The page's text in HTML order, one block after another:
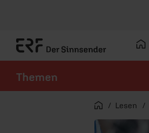
Themen
Startseite
Lesen